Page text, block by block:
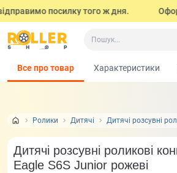
посилку того ж дня.
Ролики Дитячі Дитячі розсувні
Все про товар Характеристики
Дитячі розсувні роликові
Eagle S6S Junior рожеві